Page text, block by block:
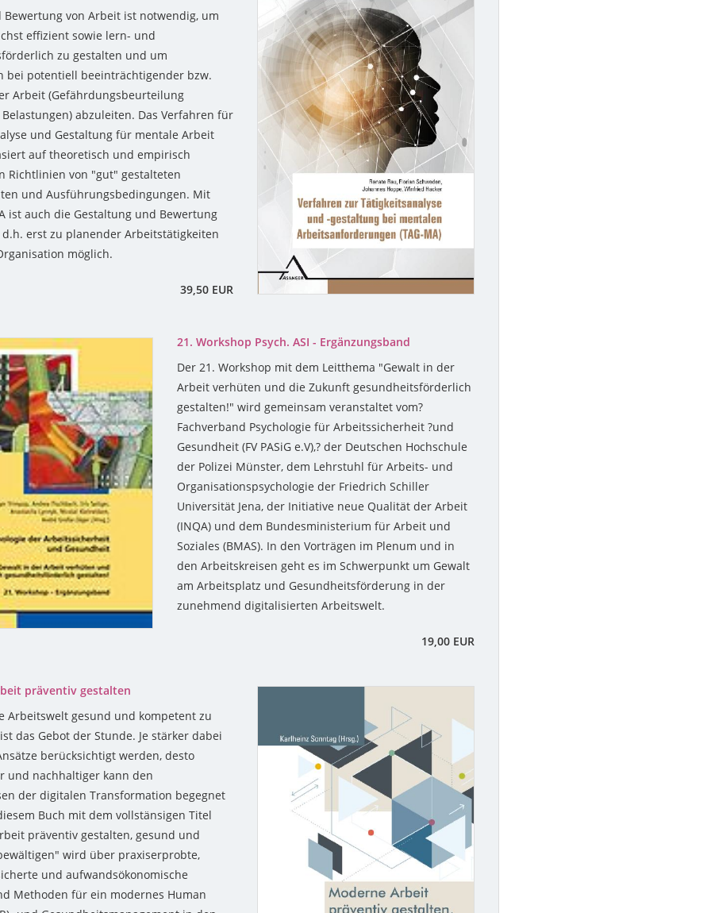
Bewertung von Arbeit ist notwendig, um
effizient sowie lern- und
zu gestalten und um
bei potentiell beeinträchtigender bzw.
Arbeit (Gefährdungsbeurteilung
abzuleiten. Das Verfahren für
und Gestaltung für mentale Arbeit
auf theoretisch und empirisch
Richtlinien von "gut" gestalteten
und Ausführungsbedingungen. Mit
ist auch die Gestaltung und Bewertung
erst zu planender Arbeitstätigkeiten
möglich.
39,50 EUR
21. Workshop Psych. ASI - Ergänzungsband
Der 21. Workshop mit dem Leitthema "Gewalt in der
Arbeit verhüten und die Zukunft gesundheitsförderlich
gestalten!" wird gemeinsam veranstaltet vom?
Fachverband Psychologie für Arbeitssicherheit ?und
Gesundheit (FV PASiG e.V),? der Deutschen Hochschule
der Polizei Münster, dem Lehrstuhl für Arbeits- und
Organisationspsychologie der Friedrich Schiller
Universität Jena, der Initiative neue Qualität der Arbeit
(INQA) und dem Bundesministerium für Arbeit und
Soziales (BMAS). In den Vorträgen im Plenum und in
den Arbeitskreisen geht es im Schwerpunkt um Gewalt
am Arbeitsplatz und Gesundheitsförderung in der
zunehmend digitalisierten Arbeitswelt.
19,00 EUR
präventiv gestalten
Arbeitswelt gesund und kompetent zu
das Gebot der Stunde. Je stärker dabei
berücksichtigt werden, desto
und nachhaltiger kann den
der digitalen Transformation begegnet
Buch mit dem vollstänsigen Titel
präventiv gestalten, gesund und
wird über praxiserprobte,
und aufwandsökonomische
Methoden für ein modernes Human